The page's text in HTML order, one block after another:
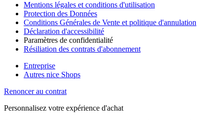
Mentions légales et conditions d'utilisation
Protection des Données
Conditions Générales de Vente et politique d'annulation
Déclaration d'accessibilité
Paramètres de confidentialité
Résiliation des contrats d'abonnement
Entreprise
Autres nice Shops
Renoncer au contrat
Personnalisez votre expérience d'achat